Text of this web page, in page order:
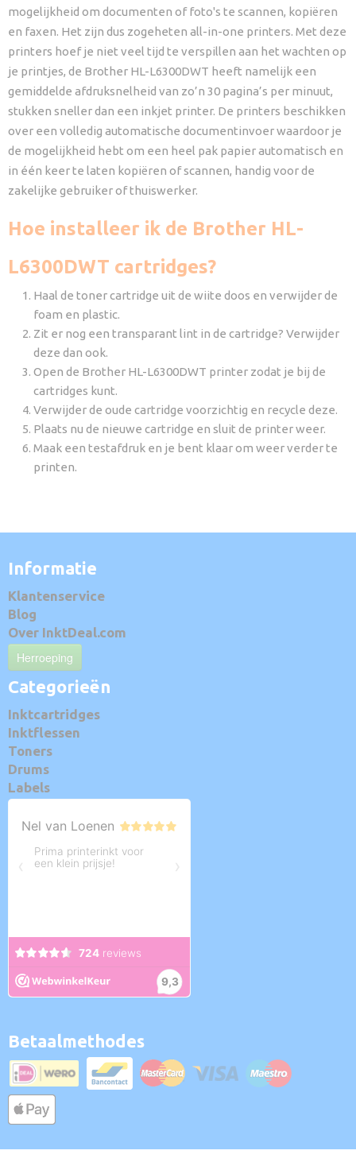
mogelijkheid om documenten of foto's te scannen, kopiëren
en faxen. Het zijn dus zogeheten all-in-one printers. Met deze
printers hoef je niet veel tijd te verspillen aan het wachten op
je printjes, de Brother HL-L6300DWT heeft namelijk een
gemiddelde afdruksnelheid van zo’n 30 pagina’s per minuut,
stukken sneller dan een inkjet printer. De printers beschikken
over een volledig automatische documentinvoer waardoor je
de mogelijkheid hebt om een heel pak papier automatisch en
in één keer te laten kopiëren of scannen, handig voor de
zakelijke gebruiker of thuiswerker.
Hoe installeer ik de Brother HL-
L6300DWT cartridges?
Haal de toner cartridge uit de wiite doos en verwijder de
foam en plastic.
Zit er nog een transparant lint in de cartridge? Verwijder
deze dan ook.
Open de Brother HL-L6300DWT printer zodat je bij de
cartridges kunt.
Verwijder de oude cartridge voorzichtig en recycle deze.
Plaats nu de nieuwe cartridge en sluit de printer weer.
Maak een testafdruk en je bent klaar om weer verder te
printen.
Informatie
Klantenservice
Blog
Over InktDeal.com
Herroeping
Categorieën
Inktcartridges
Inktflessen
Toners
Drums
Labels
Betaalmethodes